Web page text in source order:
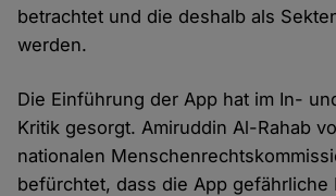
betrachtet und die deshalb als
werden.
Die Einführung der App hat im In-
Kritik gesorgt. Amiruddin Al-Rahab
nationalen
befürchtet, dass die App gefährliche